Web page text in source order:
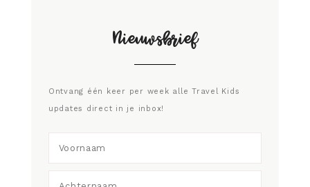
Nieuwsbrief
Ontvang één keer per week alle Travel Kids
updates direct in je inbox!